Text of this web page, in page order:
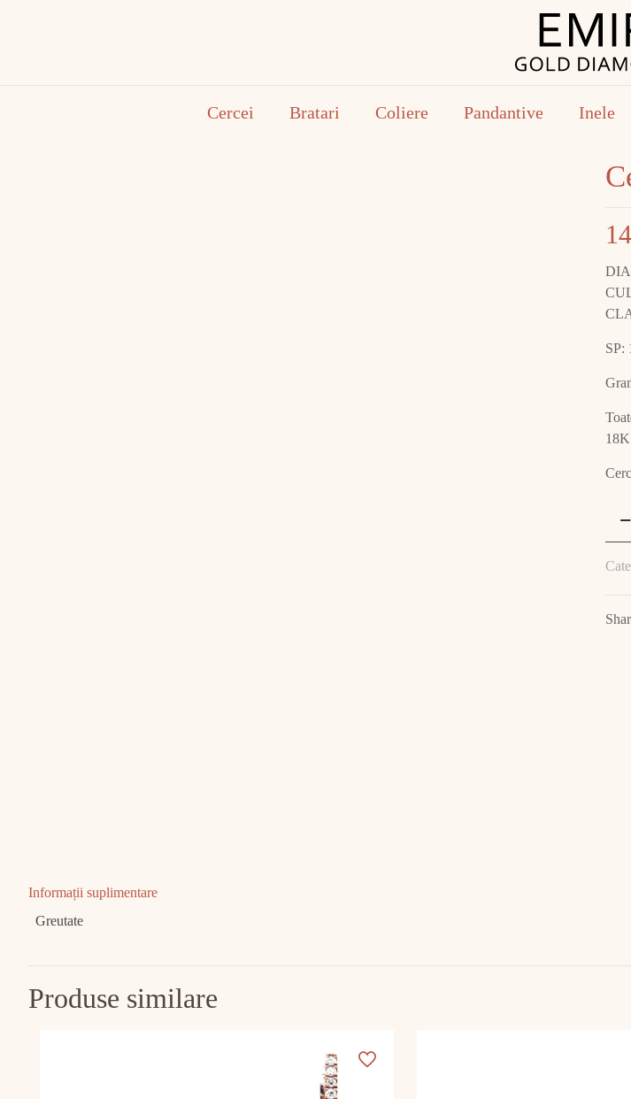
Cercei Bratari Coliere Pandantive Inele
SP:
Alb
Informații suplimentare
Greutate
Produse similare